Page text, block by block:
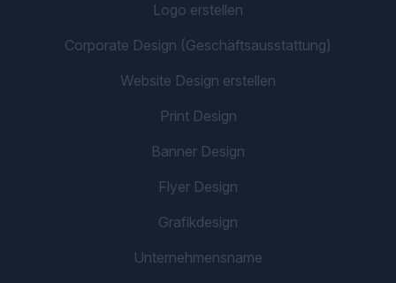
Logo erstellen
Corporate Design (Geschäftsausstattung)
Website Design erstellen
Print Design
Banner Design
Flyer Design
Grafikdesign
Unternehmensname